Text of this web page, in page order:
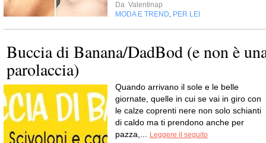
Da Valentinap
MODA E TREND
PER LEI
Buccia di Banana/DadBod (e non è
parolaccia)
Quando arrivano il sole e le belle
giornate, quelle in cui se vai in giro con
le calze coprenti nere non solo schianti
di caldo ma ti prendono anche per
pazza,...
Leggere il seguito